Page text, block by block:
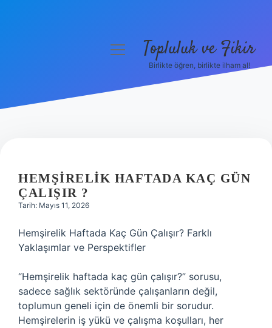
Hakkımızda
menüyüTopluluk ve Fikir
Birlikte öğren, birlikte ilham al!
HEMŞIRELIK HAFTADA KAÇ GÜN
ÇALIŞIR ?
Tarih: Mayıs 11, 2026
Hemşirelik Haftada Kaç Gün Çalışır? Farklı
Yaklaşımlar ve Perspektifler
“Hemşirelik haftada kaç gün çalışır?” sorusu,
sadece sağlık sektöründe çalışanların değil,
toplumun geneli için de önemli bir sorudur.
Hemşirelerin iş yükü ve çalışma koşulları, her